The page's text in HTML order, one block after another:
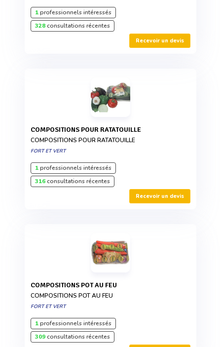
1professionnels intéressés
328consultations récentes
Recevoir un devis
COMPOSITIONS POUR RATATOUILLE
COMPOSITIONS POUR RATATOUILLE
FORT ET VERT
1professionnels intéressés
316consultations récentes
Recevoir un devis
COMPOSITIONS POT AU FEU
COMPOSITIONS POT AU FEU
FORT ET VERT
1professionnels intéressés
309consultations récentes